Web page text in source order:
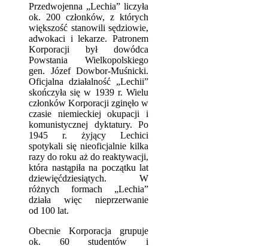
Przedwojenna „Lechia” liczyła
ok. 200 członków, z których
większość stanowili sędziowie,
adwokaci i lekarze. Patronem
Korporacji był dowódca
Powstania Wielkopolskiego
gen. Józef Dowbor-Muśnicki.
Oficjalna działalność „Lechii”
skończyła się w 1939 r. Wielu
członków Korporacji zginęło w
czasie niemieckiej okupacji i
komunistycznej dyktatury. Po
1945 r. żyjący Lechici
spotykali się nieoficjalnie kilka
razy do roku aż do reaktywacji,
która nastąpiła na początku lat
dziewięćdziesiątych. W
różnych formach „Lechia”
działa więc nieprzerwanie
od 100 lat.
Obecnie Korporacja grupuje
ok. 60 studentów i